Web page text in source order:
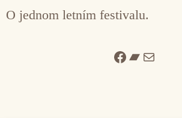
O jednom letním festivalu.
Facebook
Bandcamp
Mail